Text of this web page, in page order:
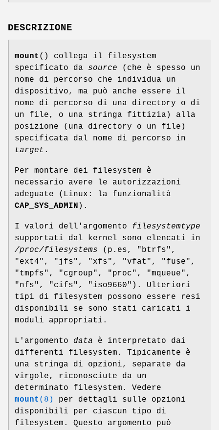
DESCRIZIONE
mount () collega il filesystem
specificato da source (che è spesso un
nome di percorso che individua un
dispositivo, ma può anche essere il
nome di percorso di una directory o di
un file, o una stringa fittizia) alla
posizione (una directory o un file)
specificata dal nome di percorso in
target .
Per montare dei filesystem è
necessario avere le autorizzazioni
adeguate (Linux: la funzionalità
CAP_SYS_ADMIN ).
I valori dell'argomento filesystemtype
supportati dal kernel sono elencati in
/proc/filesystems (p.es, "btrfs",
"ext4", "jfs", "xfs", "vfat", "fuse",
"tmpfs", "cgroup", "proc", "mqueue",
"nfs", "cifs", "iso9660"). Ulteriori
tipi di filesystem possono essere resi
disponibili se sono stati caricati i
moduli appropriati.
L'argomento data è interpretato dai
differenti filesystem. Tipicamente è
una stringa di opzioni, separate da
virgole, riconosciute da un
determinato filesystem. Vedere
mount (8)
per dettagli sulle opzioni
disponibili per ciascun tipo di
filesystem. Questo argomento può